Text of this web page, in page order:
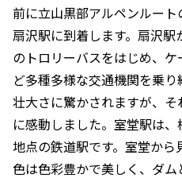
前に立山黒部アルペンルー
扇沢駅に到着します。扇沢
のトロリーバスをはじめ、
ど多種多様な交通機関を乗
壮大さに驚かされますが、
に感動しました。室堂駅は
地点の鉄道駅です。室堂か
色は色彩豊かで美しく、ダ